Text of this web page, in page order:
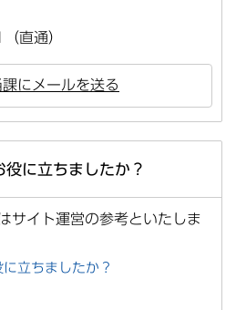
直通）
にメールを送る
に立ちましたか？
サイト運営の参考といたしま
立ちましたか？